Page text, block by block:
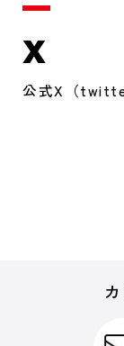
X
公式X（